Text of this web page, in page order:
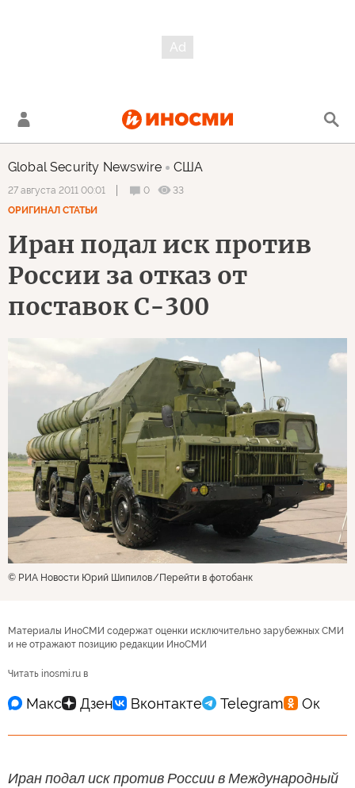
Global Security Newswire США
27 августа 2011 00:01 0
33
ОРИГИНАЛ СТАТЬИ
Иран подал иск против
России за отказ от
поставок С-300
© РИА Новости Юрий Шипилов Перейти в фотобанк
Материалы ИноСМИ содержат оценки исключительно зарубежных СМИ
и не отражают позицию редакции ИноСМИ
Читать inosmi.ru в
Иран подал иск против России в Международный